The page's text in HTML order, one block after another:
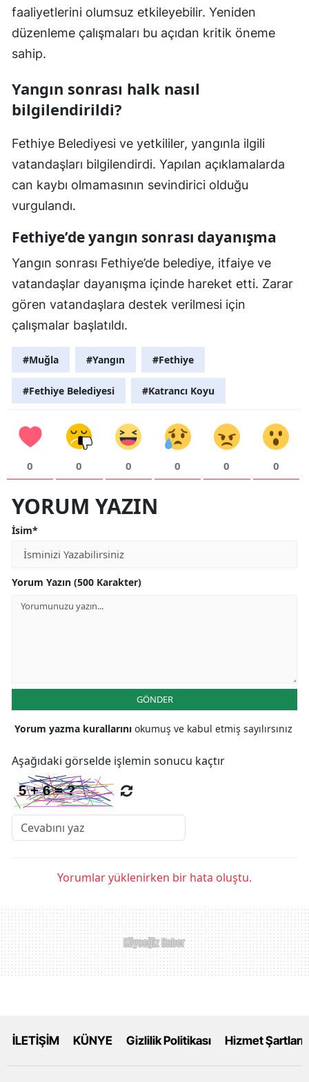
faaliyetlerini olumsuz etkileyebilir. Yeniden
düzenleme çalışmaları bu açıdan kritik öneme
sahip.
Yangın sonrası halk nasıl
bilgilendirildi?
Fethiye Belediyesi ve yetkililer, yangınla ilgili
vatandaşları bilgilendirdi. Yapılan açıklamalarda
can kaybı olmamasının sevindirici olduğu
vurgulandı.
Fethiye’de yangın sonrası dayanışma
Yangın sonrası Fethiye’de belediye, itfaiye ve
vatandaşlar dayanışma içinde hareket etti. Zarar
gören vatandaşlara destek verilmesi için
çalışmalar başlatıldı.
#Muğla #Yangın #Fethiye
#Fethiye Belediyesi #Katrancı Koyu
0 0 0 0 0 0
YORUM YAZIN
İsim*
Yorum Yazın (500 Karakter)
GÖNDER
Yorum yazma kurallarını okumuş ve kabul etmiş sayılırsınız
Aşağıdaki görselde işlemin sonucu kaçtır
Yorumlar yüklenirken bir hata oluştu.
İLETİŞİM KÜNYE Gizlilik Politikası Hizmet Şartları